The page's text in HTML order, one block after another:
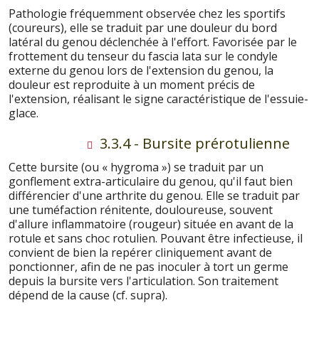
Pathologie fréquemment observée chez les sportifs
(coureurs), elle se traduit par une douleur du bord
latéral du genou déclenchée à l'effort. Favorisée par le
frottement du tenseur du fascia lata sur le condyle
externe du genou lors de l'extension du genou, la
douleur est reproduite à un moment précis de
l'extension, réalisant le signe caractéristique de l'essuie-
glace.
3.3.4 - Bursite prérotulienne
Cette bursite (ou « hygroma ») se traduit par un
gonflement extra-articulaire du genou, qu'il faut bien
différencier d'une arthrite du genou. Elle se traduit par
une tuméfaction rénitente, douloureuse, souvent
d'allure inflammatoire (rougeur) située en avant de la
rotule et sans choc rotulien. Pouvant être infectieuse, il
convient de bien la repérer cliniquement avant de
ponctionner, afin de ne pas inoculer à tort un germe
depuis la bursite vers l'articulation. Son traitement
dépend de la cause (cf. supra).